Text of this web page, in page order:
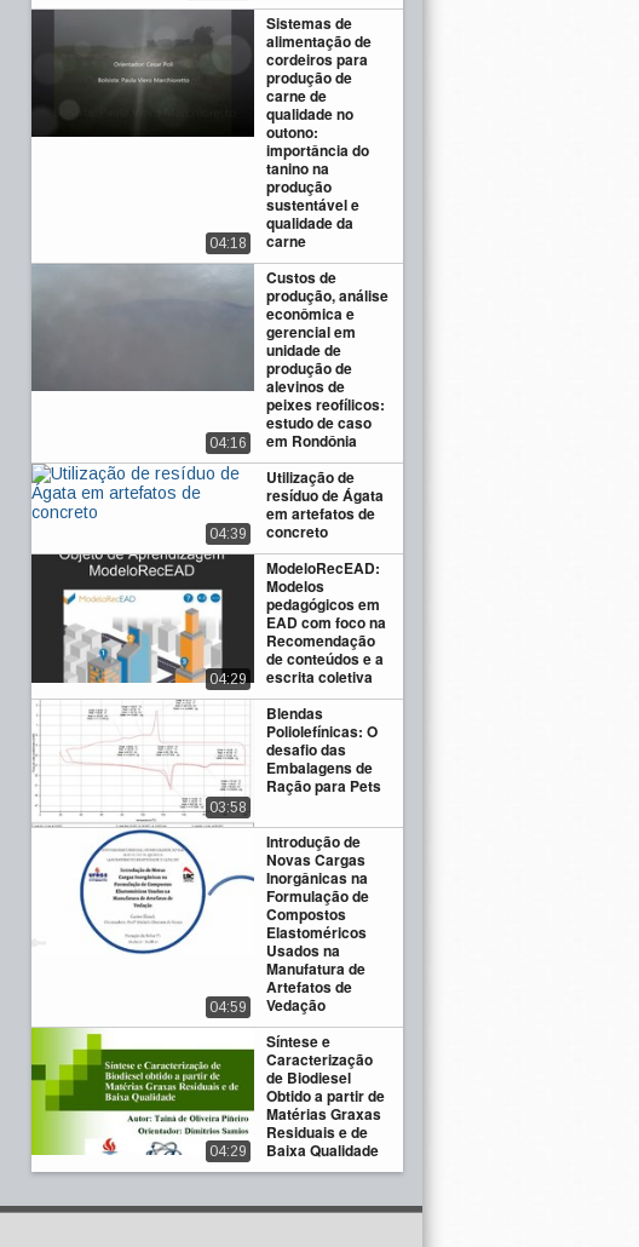
Sistemas de
alimentação de
cordeiros para
produção de
carne de
qualidade no
outono:
importância do
tanino na
produção
sustentável e
qualidade da
carne
04:18
Custos de
produção, análise
econômica e
gerencial em
unidade de
produção de
alevinos de
peixes reofílicos:
estudo de caso
em Rondônia
04:16
Utilização de
resíduo de Ágata
em artefatos de
concreto
04:39
ModeloRecEAD:
Modelos
pedagógicos em
EAD com foco na
Recomendação
de conteúdos e a
escrita coletiva
04:29
Blendas
Poliolefínicas: O
desafio das
Embalagens de
Ração para Pets
03:58
Introdução de
Novas Cargas
Inorgânicas na
Formulação de
Compostos
Elastoméricos
Usados na
Manufatura de
Artefatos de
Vedação
04:59
Síntese e
Caracterização
de Biodiesel
Obtido a partir de
Matérias Graxas
Residuais e de
Baixa Qualidade
04:29